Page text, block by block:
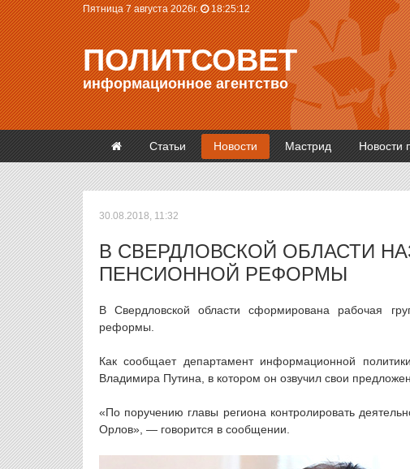
Пятница 7 августа 2026г. 18:25:12
ПОЛИТСОВЕТ
информационное агентство
Статьи Новости Мастрид Новости
30.08.2018, 11:32
В СВЕРДЛОВСКОЙ ОБЛАСТИ
ПЕНСИОННОЙ РЕФОРМЫ
В Свердловской области сформирована рабочая
реформы.
Как сообщает департамент информационной
Владимира Путина, в котором он озвучил свои
«По поручению главы региона контролировать
Орлов», — говорится в сообщении.